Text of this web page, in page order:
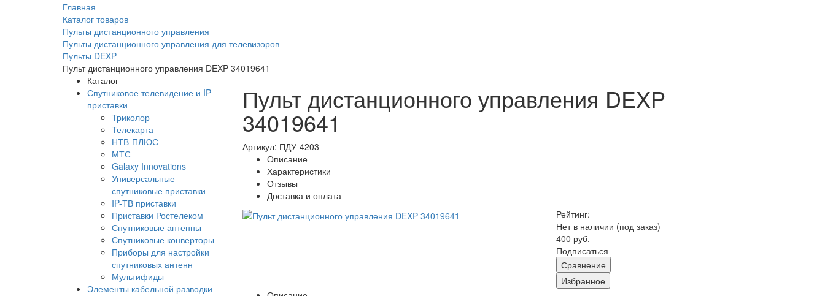
Главная
Каталог товаров
Пульты дистанционного управления
Пульты дистанционного управления для телевизоров
Пульты DEXP
Пульт дистанционного управления DEXP 34019641
Каталог
Спутниковое телевидение и IP
приставки
Триколор
Телекарта
НТВ-ПЛЮС
МТС
Galaxy Innovations
Универсальные
спутниковые приставки
IP-ТВ приставки
Приставки Ростелеком
Спутниковые антенны
Спутниковые конверторы
Приборы для настройки
спутниковых антенн
Мультифиды
Элементы кабельной разводки
Пульт дистанционного управления DEXP
34019641
Артикул: ПДУ-4203
Описание
Характеристики
Отзывы
Доставка и оплата
Рейтинг:
Нет в наличии (под заказ)
400 руб.
Подписаться
Сравнение
Избранное